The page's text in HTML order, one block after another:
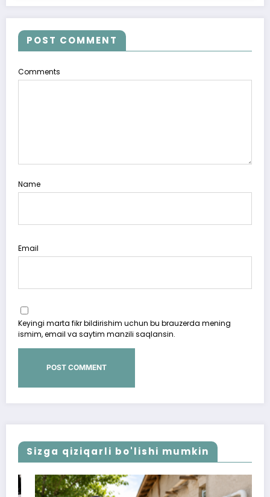
POST COMMENT
Comments
Name
Email
Keyingi marta fikr bildirishim uchun bu brauzerda mening
ismim, email va saytim manzili saqlansin.
Sizga qiziqarli bo'lishi mumkin